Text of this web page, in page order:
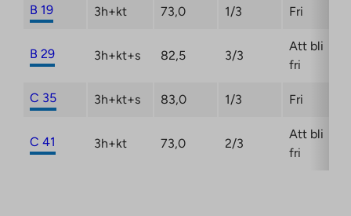
B 19 3h+kt 73,0 1/3 Fri
B 29 3h+kt+s 82,5 3/3
Att bli
fri
C 35 3h+kt+s 83,0 1/3 Fri
C 41 3h+kt 73,0 2/3
Att bli
fri